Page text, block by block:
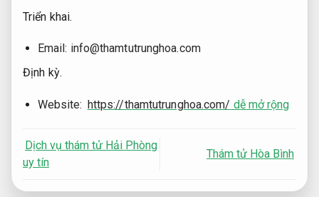
Triển khai.
Email: info@thamtutrunghoa.com
Định kỳ.
Website: https://thamtutrunghoa.com/ dễ mở rộng
Dịch vụ thám tử Hải Phòng
uy tín
Thám tử Hòa Bình